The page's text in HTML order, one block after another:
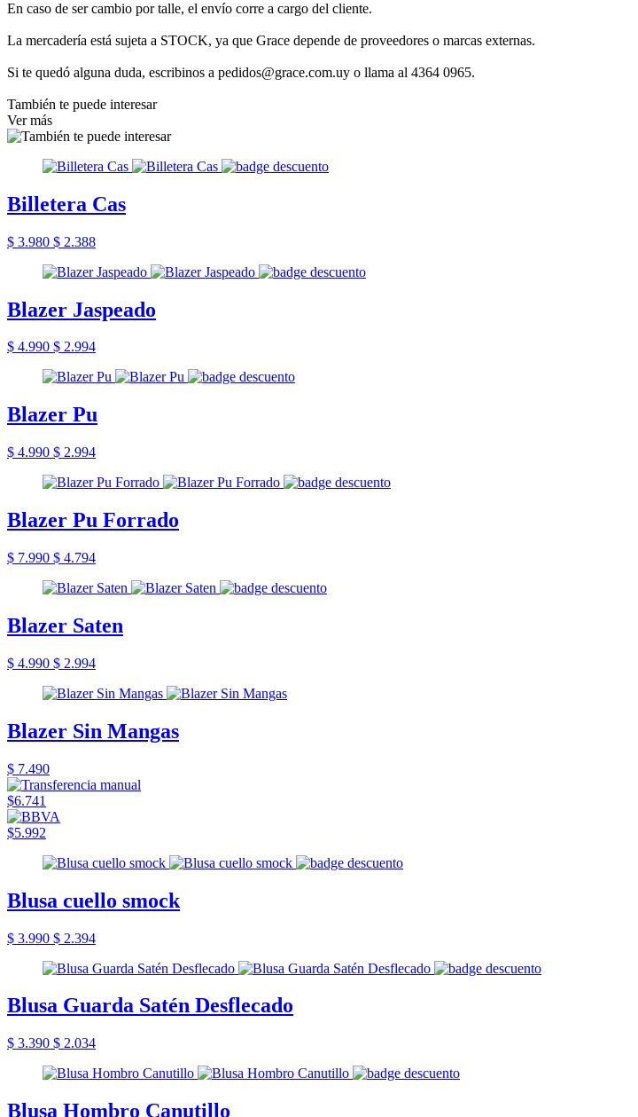
En caso de ser cambio por talle, el envío corre a cargo del cliente.
La mercadería está sujeta a STOCK, ya que Grace depende de proveedores o marcas externas.
Si te quedó alguna duda, escribinos a pedidos@grace.com.uy o llama al 4364 0965.
También te puede interesar
Ver más
Billetera Cas
$ 3.980 $ 2.388
Blazer Jaspeado
$ 4.990 $ 2.994
Blazer Pu
$ 4.990 $ 2.994
Blazer Pu Forrado
$ 7.990 $ 4.794
Blazer Saten
$ 4.990 $ 2.994
Blazer Sin Mangas
$ 7.490
$6.741
$5.992
Blusa cuello smock
$ 3.990 $ 2.394
Blusa Guarda Satén Desflecado
$ 3.390 $ 2.034
Blusa Hombro Canutillo